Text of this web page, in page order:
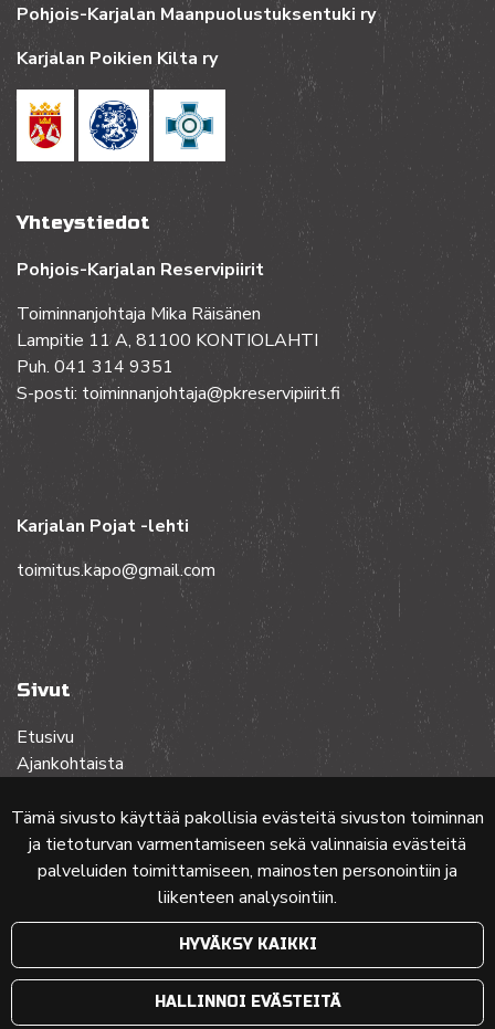
Tämä sivusto käyttää pakollisia evästeitä sivuston toiminnan
ja tietoturvan varmentamiseen sekä valinnaisia evästeitä
palveluiden toimittamiseen, mainosten personointiin ja
liikenteen analysointiin.
HYVÄKSY KAIKKI
HALLINNOI EVÄSTEITÄ
Pohjois-Karjalan Maanpuolustuksentuki ry
Karjalan Poikien Kilta ry
Yhteystiedot
Pohjois-Karjalan Reservipiirit
Toiminnanjohtaja Mika Räisänen
Lampitie 11 A, 81100 KONTIOLAHTI
Puh. 041 314 9351
S-posti: toiminnanjohtaja@pkreservipiirit.fi
Karjalan Pojat -lehti
toimitus.kapo@gmail.com
Sivut
Etusivu
Ajankohtaista
Lehdet
Yhteistyössä
Ota yhteyttä
Etusivun karttakuva: MML (Nimeä CC 4.0, muokattu)
© 2024 PKMT | VerkkosivuatFlow Oy